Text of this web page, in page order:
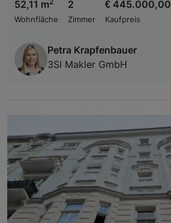
52,11 m
Wohnfläche
2
Zimmer
€ 445.000,00
Kaufpreis
Petra Krapfenbauer
3SI Makler GmbH